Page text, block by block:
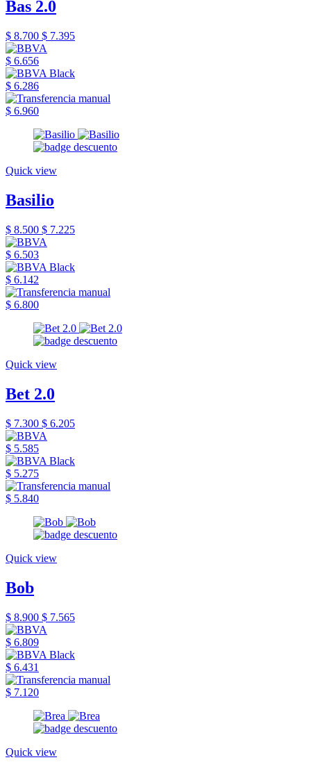
Bas 2.0
$ 8.700 $ 7.395
$ 6.656
$ 6.286
$ 6.960
Quick view
Basilio
$ 8.500 $ 7.225
$ 6.503
$ 6.142
$ 6.800
Quick view
Bet 2.0
$ 7.300 $ 6.205
$ 5.585
$ 5.275
$ 5.840
Quick view
Bob
$ 8.900 $ 7.565
$ 6.809
$ 6.431
$ 7.120
Quick view